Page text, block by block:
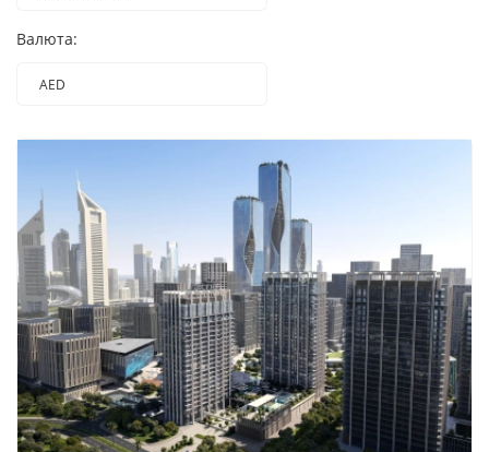
наименованию
дате добавления
убыванию цены
Валюта:
AED
EUR
RUB
GBP